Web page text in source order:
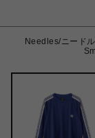
Needles/ニード